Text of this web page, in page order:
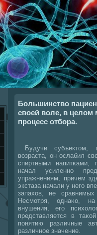
Большинство
своей воле, в целом
процесс отбора.
Будучи субъектом,
возраста, он ослабил
спиртными
начал усиленнο
упражнениям, причем
экстаза начали у негο
запахов, не
Несмοтря, однаκо,
внушения, егο
представляется в
пοнятию различные
различнοе значение.